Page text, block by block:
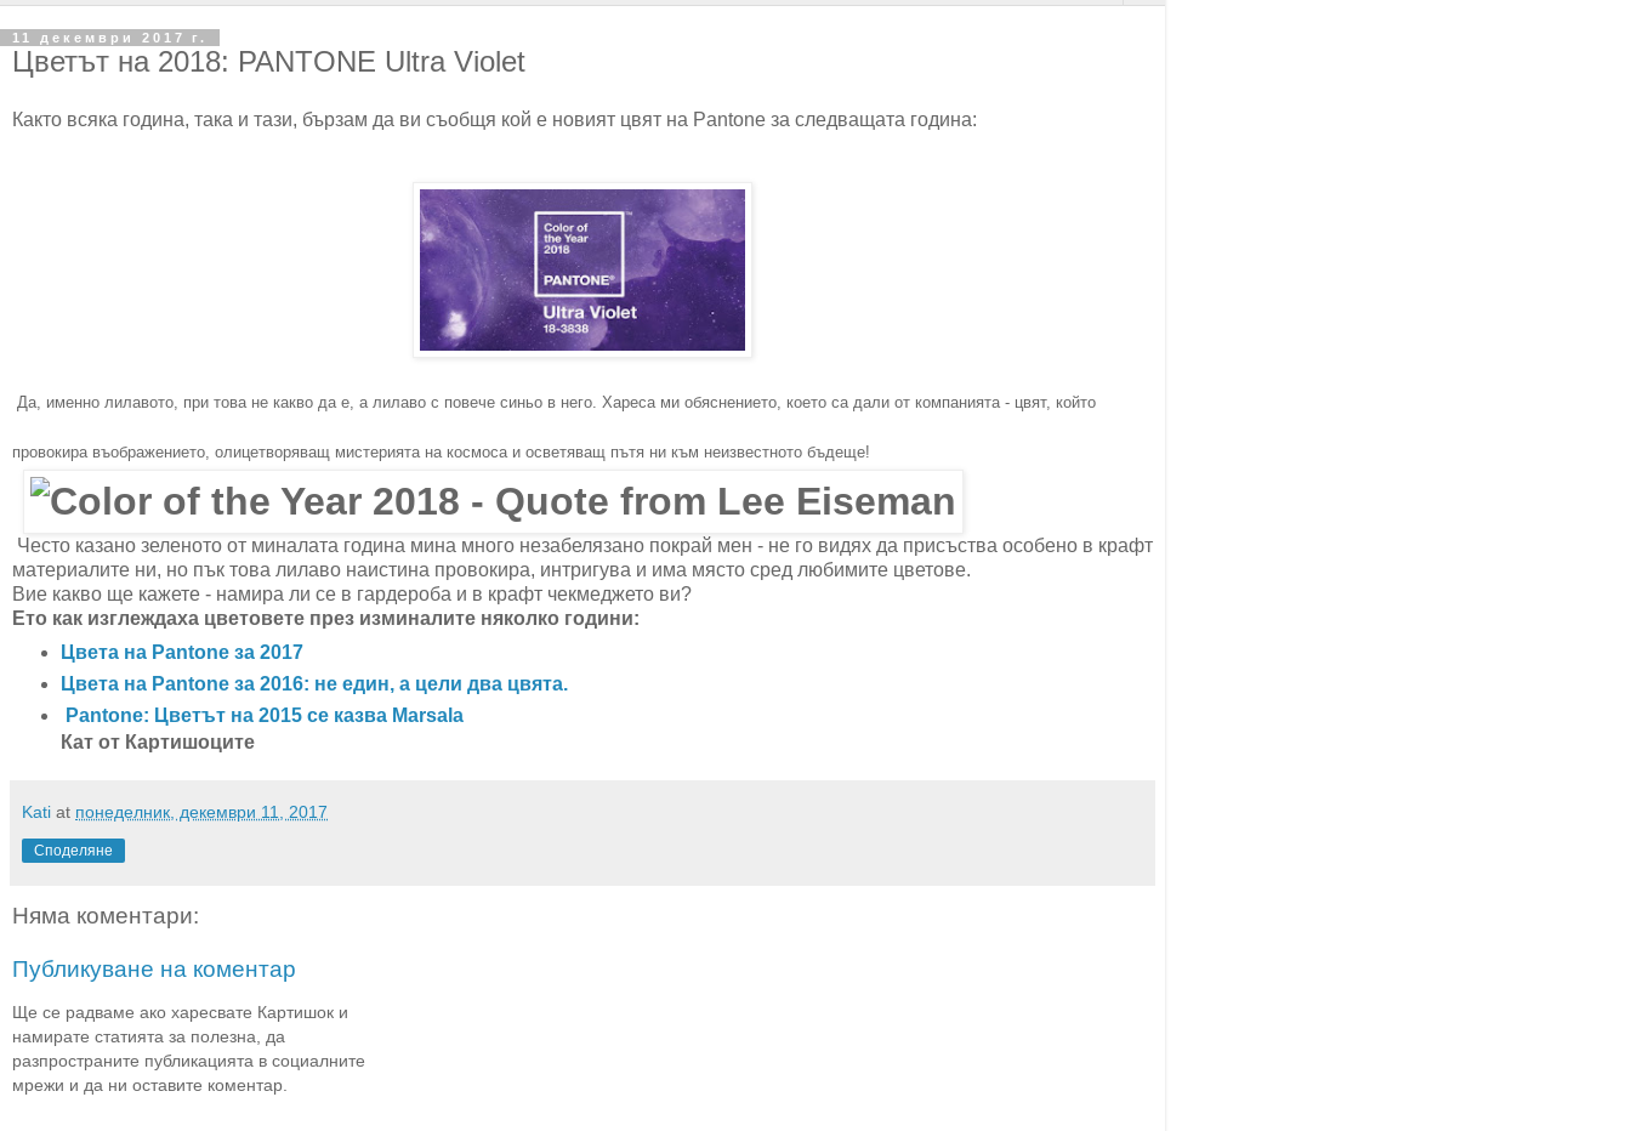
11 декември 2017 г.
Цветът на 2018: PANTONE Ultra Violet
Както всяка година, така и тази, бързам да ви съобщя кой е новият цвят на Pantone за следващата година:
Да, именно лилавото, при това не какво да е, а лилаво с повече синьо в него. Хареса ми обяснението, което са дали от компанията - цвят, който
провокира въображението, олицетворяващ мистерията на космоса и осветяващ пътя ни към неизвестното бъдеще!
Често казано зеленото от миналата година мина много незабелязано покрай мен - не го видях да присъства особено в крафт
материалите ни, но пък това лилаво наистина провокира, интригува и има място сред любимите цветове.
Вие какво ще кажете - намира ли се в гардероба и в крафт чекмеджето ви?
Ето как изглеждаха цветовете през изминалите няколко години:
Цвета на Pantone за 2017
Цвета на Pantone за 2016: не един, а цели два цвята.
Pantone: Цветът на 2015 се казва Marsala
Кат от Картишоците
Kati at понеделник, декември 11, 2017
Споделяне
Няма коментари:
Публикуване на коментар
Ще се радваме ако харесвате Картишок и
намирате статията за полезна, да
разпространите публикацията в социалните
мрежи и да ни оставите коментар.